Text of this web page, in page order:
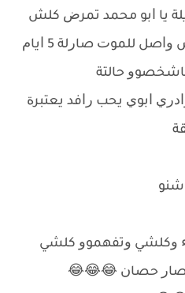
ﻳﺎ ﺍﺑﻮ ﻣﺤﻤﺪ ﺗﻤﺮﺽ ﻛﻠﺶ
ﺍﺑﻮ ﻣﺤﻤﺪ : ﺍﻟﻮﻟﺪ ﺗﻌﺒﺎﻥ ﻛﻠﺶ ﻭﺍﺻﻞ ﻟﻠﻤﻮﺕ ﺻﺎﺭﻟﺔ 5 ﺍﻳﺎﻡ
ﺣﺎﻟﺘﺔ
ﺍﺑﻮﻱ ﻳﺤﺐ ﺭﺍﻓﺪ ﻳﻌﺘﺒﺮﺓ
ﺷﻨﻮ
ﻭﻛﻠﺸﻲ ﻭﺗﻔﻬﻤﻮﻭ ﻛﻠﺸﻲ
ﺻﺎﺭ ﺣﺼﺎﻥ 😂😂😂